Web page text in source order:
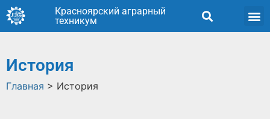
Красноярский аграрный
техникум
История
Главная > История